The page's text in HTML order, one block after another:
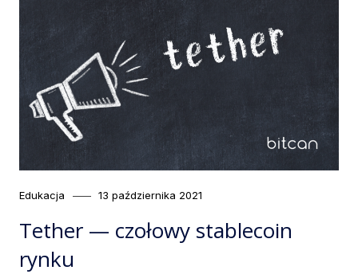
Category
Edukacja
Posted
13 października 2021
Tether — czołowy stablecoin
rynku